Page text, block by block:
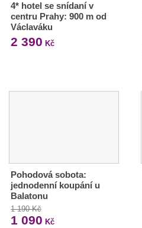
4* hotel se snídaní v
centru Prahy: 900 m od
Václaváku
2 390 Kč
Pohodová sobota:
jednodenní koupání u
Balatonu
1 190 Kč
1 090 Kč